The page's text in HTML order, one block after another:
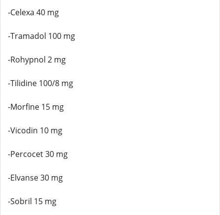
-Celexa 40 mg
-Tramadol 100 mg
-Rohypnol 2 mg
-Tilidine 100/8 mg
-Morfine 15 mg
-Vicodin 10 mg
-Percocet 30 mg
-Elvanse 30 mg
-Sobril 15 mg